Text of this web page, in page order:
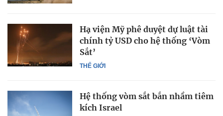
THẾ GIỚI
Hạ viện Mỹ phê duyệt dự luật tài
chính tỷ USD cho hệ thống ‘Vòm
Sắt’
Hệ thống vòm sắt bắn nhầm tiêm
kích Israel